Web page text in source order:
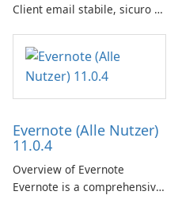
Client email stabile, sicuro e
Evernote (Alle Nutzer)
11.0.4
Overview of Evernote
Evernote is a comprehensive